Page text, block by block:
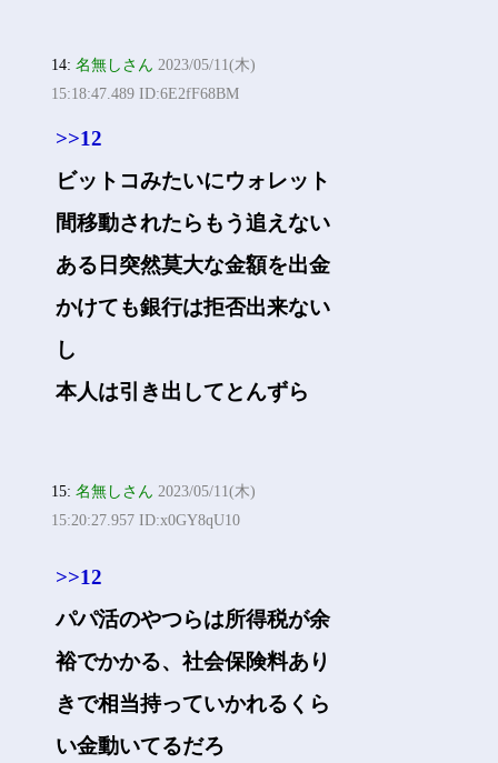
14:名無しさん 2023/05/11(木)
15:18:47.489 ID:6E2fF68BM
>>12
ビットコみたいにウォレット
間移動されたらもう追えない
ある日突然莫大な金額を出金
かけても銀行は拒否出来ない
し
本人は引き出してとんずら
15:名無しさん 2023/05/11(木)
15:20:27.957 ID:x0GY8qU10
>>12
パパ活のやつらは所得税が余
裕でかかる、社会保険料あり
きで相当持っていかれるくら
い金動いてるだろ